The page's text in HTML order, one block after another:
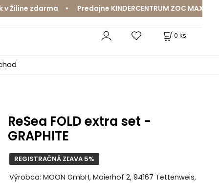
• Predajne KINDERCENTRUM ZOC MAX a
0 ks
ReSea FOLD extra set -
GRAPHITE
REGISTRAČNÁ ZĽAVA 5%
Výrobca: MOON GmbH, Maierhof 2, 94167 Tettenweis,